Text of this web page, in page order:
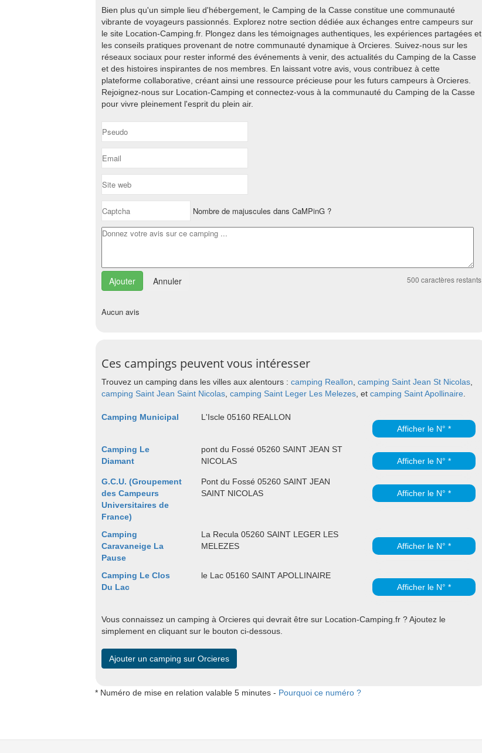
Bien plus qu'un simple lieu d'hébergement, le Camping de la Casse constitue une communauté
vibrante de voyageurs passionnés. Explorez notre section dédiée aux échanges entre campeurs sur
le site Location-Camping.fr. Plongez dans les témoignages authentiques, les expériences partagées et
les conseils pratiques provenant de notre communauté dynamique à Orcieres. Suivez-nous sur les
réseaux sociaux pour rester informé des événements à venir, des actualités du Camping de la Casse
et des histoires inspirantes de nos membres. En laissant votre avis, vous contribuez à cette
plateforme collaborative, créant ainsi une ressource précieuse pour les futurs campeurs à Orcieres.
Rejoignez-nous sur Location-Camping et connectez-vous à la communauté du Camping de la Casse
pour vivre pleinement l'esprit du plein air.
Nombre de majuscules dans CaMPinG ?
Annuler 500 caractères restants
Aucun avis
Ces campings peuvent vous intéresser
Trouvez un camping dans les villes aux alentours : camping Reallon camping Saint Jean St Nicolas
camping Saint Jean Saint Nicolas camping Saint Leger Les Melezes , et camping Saint Apollinaire
Camping Municipal
L'Iscle 05160 REALLON
Afficher le N° *
Camping Le
Diamant
pont du Fossé 05260 SAINT JEAN ST
NICOLAS
Afficher le N° *
G.C.U. (Groupement
des Campeurs
Universitaires de
France)
Pont du Fossé 05260 SAINT JEAN
SAINT NICOLAS
Afficher le N° *
Camping
Caravaneige La
Pause
La Recula 05260 SAINT LEGER LES
MELEZES
Afficher le N° *
Camping Le Clos
Du Lac
le Lac 05160 SAINT APOLLINAIRE
Afficher le N° *
Vous connaissez un camping à Orcieres qui devrait être sur Location-Camping.fr ? Ajoutez le
simplement en cliquant sur le bouton ci-dessous.
Ajouter un camping sur Orcieres
* Numéro de mise en relation valable 5 minutes - Pourquoi ce numéro ?